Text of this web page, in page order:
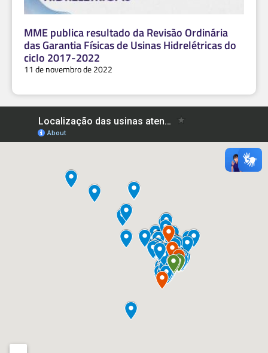
MME publica resultado da Revisão Ordinária
das Garantia Físicas de Usinas Hidrelétricas do
ciclo 2017-2022
11 de novembro de 2022